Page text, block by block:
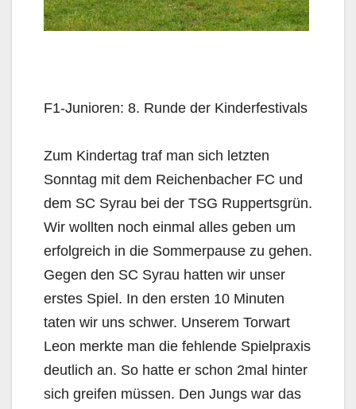
F1-Junioren: 8. Runde der Kinderfestivals
Zum Kindertag traf man sich letzten
Sonntag mit dem Reichenbacher FC und
dem SC Syrau bei der TSG Ruppertsgrün.
Wir wollten noch einmal alles geben um
erfolgreich in die Sommerpause zu gehen.
Gegen den SC Syrau hatten wir unser
erstes Spiel. In den ersten 10 Minuten
taten wir uns schwer. Unserem Torwart
Leon merkte man die fehlende Spielpraxis
deutlich an. So hatte er schon 2mal hinter
sich greifen müssen. Den Jungs war das